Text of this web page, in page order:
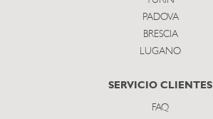
PADOVA
BRESCIA
LUGANO
SERVICIO CLIENTES
FAQ